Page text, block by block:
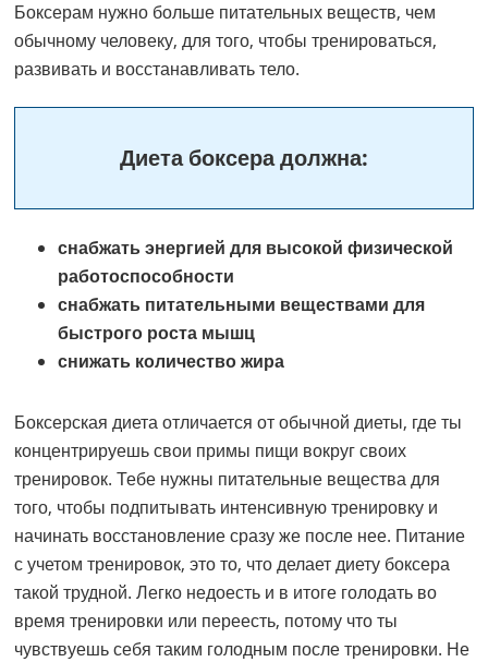
Боксерам нужно больше питательных веществ, чем
обычному человеку, для того, чтобы тренироваться,
развивать и восстанавливать тело.
Диета боксера должна:
снабжать энергией для высокой физической
работоспособности
снабжать питательными веществами для
быстрого роста мышц
снижать количество жира
Боксерская диета отличается от обычной диеты, где ты
концентрируешь свои примы пищи вокруг своих
тренировок. Тебе нужны питательные вещества для
того, чтобы подпитывать интенсивную тренировку и
начинать восстановление сразу же после нее. Питание
с учетом тренировок, это то, что делает диету боксера
такой трудной. Легко недоесть и в итоге голодать во
время тренировки или переесть, потому что ты
чувствуешь себя таким голодным после тренировки. Не